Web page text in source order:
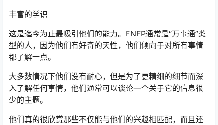
丰富的学识
这是迄今为止最吸引他们的能力。ENFP通常是“万事通”类
型的人，因为他们有好奇的天性，他们倾向于对所有事情
都了解一点。
大多数情况下他们没有耐心，但是为了更精细的细节而深
入了解任何事情，他们通常可以谈论一个关于它的信息很
少的主题。
他们真的很欣赏那些不仅能与他们的兴趣相匹配，而且还